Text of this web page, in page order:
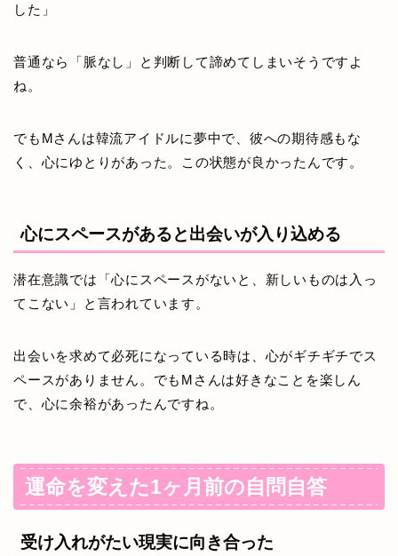
した」
普通なら「脈なし」と判断して諦めてしまいそうですよ
ね。
でもMさんは韓流アイドルに夢中で、彼への期待感もな
く、心にゆとりがあった。この状態が良かったんです。
心にスペースがあると出会いが入り込める
潜在意識では「心にスペースがないと、新しいものは入っ
てこない」と言われています。
出会いを求めて必死になっている時は、心がギチギチでス
ペースがありません。でもMさんは好きなことを楽しん
で、心に余裕があったんですね。
運命を変えた1ヶ月前の自問自答
受け入れがたい現実に向き合った